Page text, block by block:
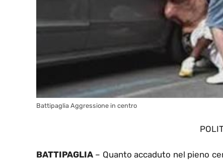
Battipaglia Aggressione in centro
BATTIPAGLIA – Quanto accaduto nel pieno